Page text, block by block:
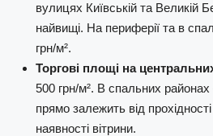
вулицях Київській та Великій
найвищі. На периферії та в
грн/м².
Торгові площі на
500 грн/м². В спальних районах
прямо залежить від
наявності вітрини.